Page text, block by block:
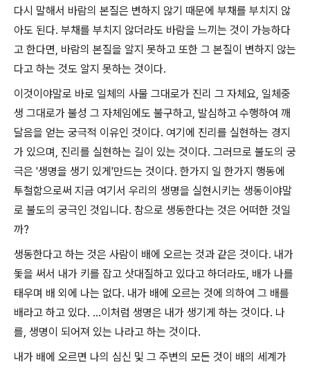
다시 말해서 바람의 본질은 변하지 않기 때문에 부채를 부치지 않
아도 된다. 부채를 부치지 않더라도 바람을 느끼는 것이 가능하다
고 한다면, 바람의 본질을 알지 못하고 또한 그 본질이 변하지 않는
다고 하는 것도 알지 못하는 것이다.
이것이야말로 바로 일체의 사물 그대로가 진리 그 자체요, 일체중
생 그대로가 불성 그 자체임에도 불구하고, 발심하고 수행하여 깨
달음을 얻는 궁극적 이유인 것이다. 여기에 진리를 실현하는 경지
가 있으며, 진리를 실현하는 길이 있는 것이다. 그러므로 불도의 궁
극은 '생명을 생기 있게'만드는 것이다. 한가지 일 한가지 행동에
투철함으로써 지금 여기서 우리의 생명을 실현시키는 생동이야말
로 불도의 궁극인 것입니다. 참으로 생동한다는 것은 어떠한 것일
까?
생동한다고 하는 것은 사람이 배에 오르는 것과 같은 것이다. 내가
돛을 써서 내가 키를 잡고 삿대질하고 있다고 하더라도, 배가 나를
태우며 배 외에 나는 없다. 내가 배에 오르는 것에 의하여 그 배를
배라고 하고 있다. …이처럼 생명은 내가 생기게 하는 것이다. 나
를, 생명이 되어져 있는 나라고 하는 것이다.
내가 배에 오르면 나의 심신 및 그 주변의 모든 것이 배의 세계가